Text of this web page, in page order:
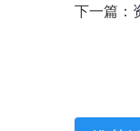
下一篇：